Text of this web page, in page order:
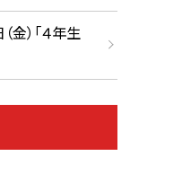
金）「４年生